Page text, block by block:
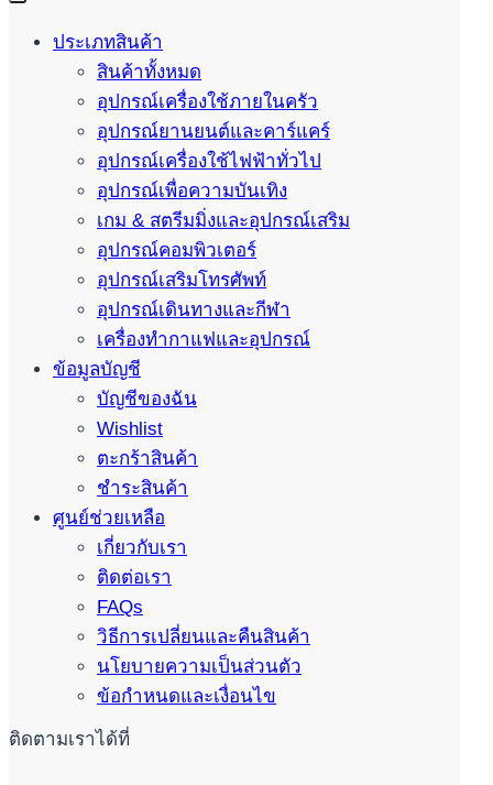
ประเภทสินค้า
สินค้าทั้งหมด
อุปกรณ์เครื่องใช้ภายในครัว
อุปกรณ์ยานยนต์และคาร์แคร์
อุปกรณ์เครื่องใช้ไฟฟ้าทั่วไป
อุปกรณ์เพื่อความบันเทิง
เกม & สตรีมมิ่งและอุปกรณ์เสริม
อุปกรณ์คอมพิวเตอร์
อุปกรณ์เสริมโทรศัพท์
อุปกรณ์เดินทางและกีฬา
เครื่องทำกาแฟและอุปกรณ์
ข้อมูลบัญชี
บัญชีของฉัน
Wishlist
ตะกร้าสินค้า
ชำระสินค้า
ศูนย์ช่วยเหลือ
เกี่ยวกับเรา
ติดต่อเรา
FAQs
วิธีการเปลี่ยนและคืนสินค้า
นโยบายความเป็นส่วนตัว
ข้อกำหนดและเงื่อนไข
ติดตามเราได้ที่